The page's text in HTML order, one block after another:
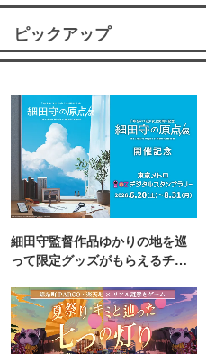
ピックアップ
細田守監督作品ゆかりの地を巡
って限定グッズがもらえるチャ